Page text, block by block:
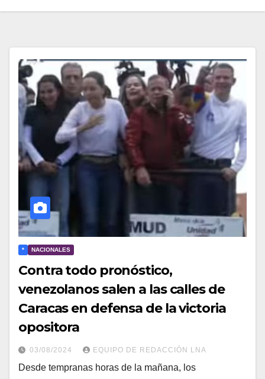
* NACIONALES
Contra todo pronóstico,
venezolanos salen a las calles de
Caracas en defensa de la victoria
opositora
03/08/2024 EQUIPO DE REDACCIÓN LNA
Desde tempranas horas de la mañana, los